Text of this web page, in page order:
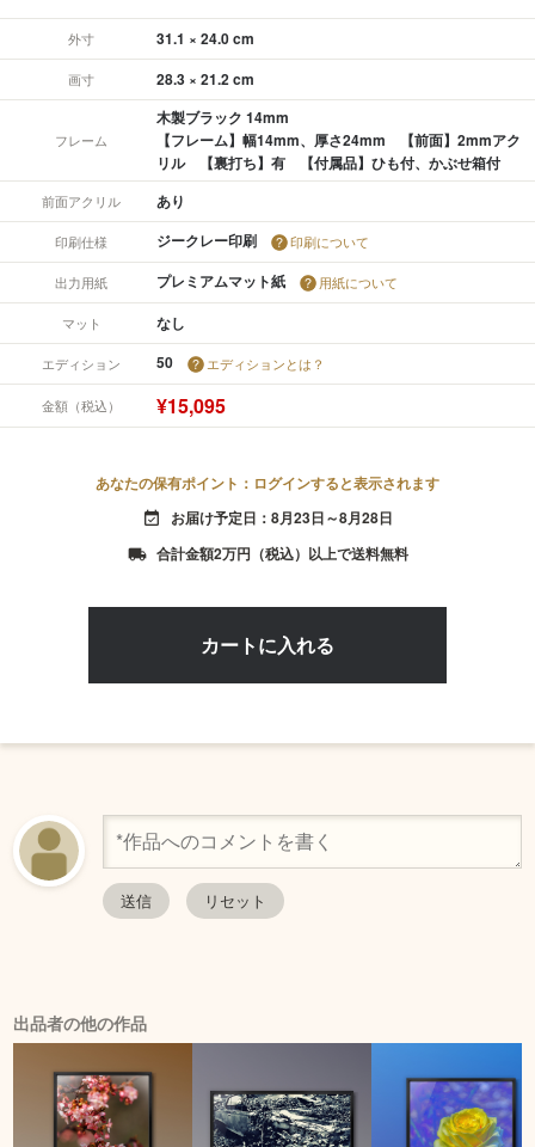
外寸 31.1 × 24.0 cm
画寸 28.3 × 21.2 cm
フレーム
木製ブラック 14mm
【フレーム】幅14mm、厚さ24mm 【前面】2mmアク
リル 【裏打ち】有 【付属品】ひも付、かぶせ箱付
前面アクリル あり
印刷仕様 ジークレー印刷 印刷について
出力用紙 プレミアムマット紙 用紙について
マット なし
エディション 50 エディションとは？
金額（税込） ¥15,095
あなたの保有ポイント：ログインすると表示されます
event_available お届け予定日：8月23日～8月28日
local_shipping 合計金額2万円（税込）以上で送料無料
出品者の他の作品